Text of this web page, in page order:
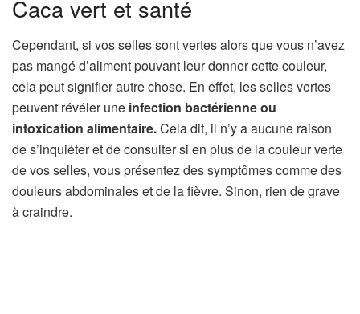
Caca vert et santé
Cependant, si vos selles sont vertes alors que vous n’avez
pas mangé d’aliment pouvant leur donner cette couleur,
cela peut signifier autre chose. En effet, les selles vertes
peuvent révéler une infection bactérienne ou
intoxication alimentaire.Cela dit, il n’y a aucune raison
de s’inquiéter et de consulter si en plus de la couleur verte
de vos selles, vous présentez des symptômes comme des
douleurs abdominales et de la fièvre. Sinon, rien de grave
à craindre.